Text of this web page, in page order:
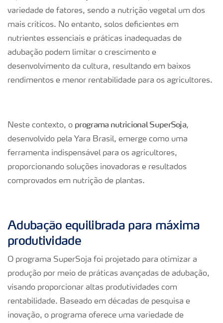
variedade de fatores, sendo a nutrição vegetal um dos
mais críticos. No entanto, solos deficientes em
nutrientes essenciais e práticas inadequadas de
adubação podem limitar o crescimento e
desenvolvimento da cultura, resultando em baixos
rendimentos e menor rentabilidade para os agricultores.
Neste contexto, o programa nutricional SuperSoja,
desenvolvido pela Yara Brasil, emerge como uma
ferramenta indispensável para os agricultores,
proporcionando soluções inovadoras e resultados
comprovados em nutrição de plantas.
Adubação equilibrada para máxima
produtividade
O programa SuperSoja foi projetado para otimizar a
produção por meio de práticas avançadas de adubação,
visando proporcionar altas produtividades com
rentabilidade. Baseado em décadas de pesquisa e
inovação, o programa oferece uma variedade de